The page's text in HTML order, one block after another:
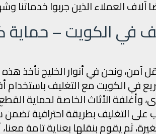
آلاف العملاء الذين جربوا خدماتنا
الكويت – حماية
آمن، ونحن في أنوار الخليج نأخذ
في الكويت مع التغليف باستخدام
وأغلفة الأثاث الخاصة لحماية
على التغليف بطريقة احترافية
ثم يقوم بنقلها بعناية تامة